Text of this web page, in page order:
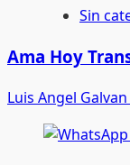
Sin
Ama Hoy
Luis Angel Galvan